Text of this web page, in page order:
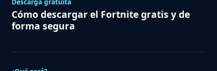
Cómo descargar el Fortnite gratis y de
forma segura